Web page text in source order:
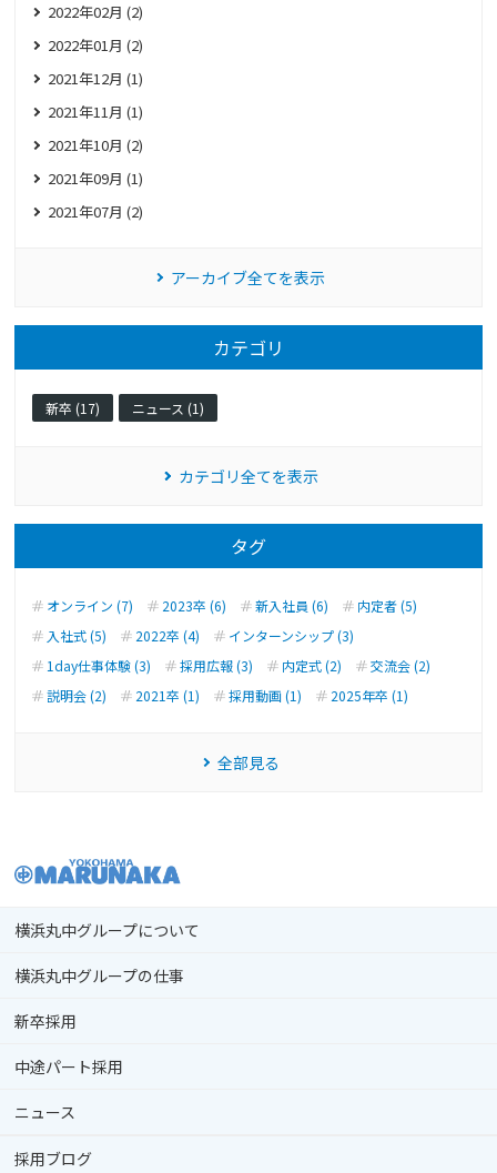
2022年02月 (2)
2022年01月 (2)
2021年12月 (1)
2021年11月 (1)
2021年10月 (2)
2021年09月 (1)
2021年07月 (2)
アーカイブ全てを表示
カテゴリ
新卒 (17) ニュース (1)
カテゴリ全てを表示
タグ
オンライン (7) 2023卒 (6) 新入社員 (6)
内定者 (5)
入社式 (5)
2022卒 (4)
インターンシップ (3)
1day仕事体験 (3)
採用広報 (3) 内定式 (2)
交流会 (2)
説明会 (2)
2021卒 (1) 採用動画 (1) 2025年卒 (1)
全部見る
横浜丸中グループについて
横浜丸中グループの仕事
新卒採用
中途パート採用
ニュース
採用ブログ